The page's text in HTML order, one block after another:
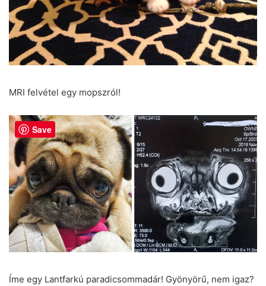
MRI felvétel egy mopszról!
Íme egy Lantfarkú paradicsommadár! Gyönyörű, nem igaz?
Save